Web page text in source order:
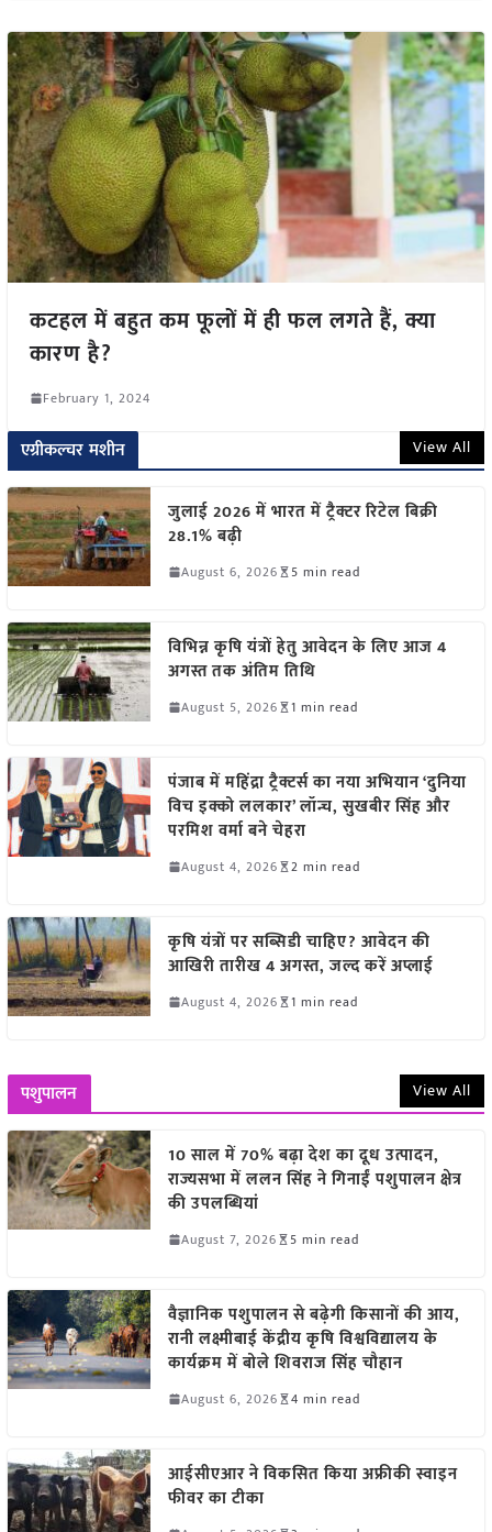
कटहल में बहुत कम फूलों में ही फल लगते हैं, क्या
कारण है?
February 1, 2024
एग्रीकल्चर मशीन View All
जुलाई 2026 में भारत में ट्रैक्टर रिटेल बिक्री
28.1% बढ़ी
August 6, 2026 5 min read
विभिन्न कृषि यंत्रों हेतु आवेदन के लिए आज 4
अगस्त तक अंतिम तिथि
August 5, 2026 1 min read
पंजाब में महिंद्रा ट्रैक्टर्स का नया अभियान ‘दुनिया
विच इक्को ललकार’ लॉन्च, सुखबीर सिंह और
परमिश वर्मा बने चेहरा
August 4, 2026 2 min read
कृषि यंत्रों पर सब्सिडी चाहिए? आवेदन की
आखिरी तारीख 4 अगस्त, जल्द करें अप्लाई
August 4, 2026 1 min read
पशुपालन View All
10 साल में 70% बढ़ा देश का दूध उत्पादन,
राज्यसभा में ललन सिंह ने गिनाईं पशुपालन क्षेत्र
की उपलब्धियां
August 7, 2026 5 min read
वैज्ञानिक पशुपालन से बढ़ेगी किसानों की आय,
रानी लक्ष्मीबाई केंद्रीय कृषि विश्वविद्यालय के
कार्यक्रम में बोले शिवराज सिंह चौहान
August 6, 2026 4 min read
आईसीएआर ने विकसित किया अफ्रीकी स्वाइन
फीवर का टीका